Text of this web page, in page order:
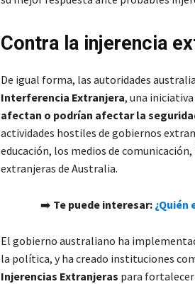
Contra la injerencia
De igual forma, las autoridades
Interferencia Extranjera, una
afectan o podrían afectar la
actividades hostiles de gobiernos
educación, los medios de
extranjeras de Australia.
➡️ Te puede interesar: ¿Quién
El gobierno australiano ha
la política, y ha creado instituciones
Injerencias Extranjeras para fortalecer